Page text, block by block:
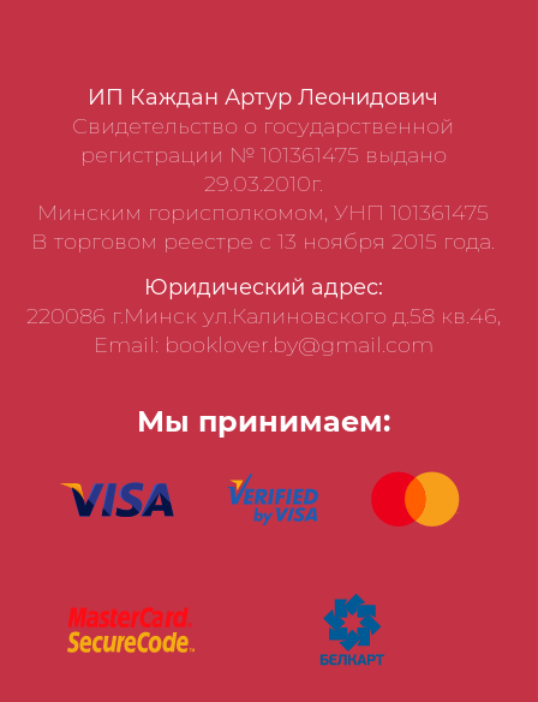
ИП Каждан Артур Леонидович
Свидетельство о государственной
регистрации № 101361475 выдано
29.03.2010г.
Минским горисполкомом, УНП 101361475
В торговом реестре с 13 ноября 2015 года.
Юридический адрес:
220086 г.Минск ул.Калиновского д.58 кв.46,
Email: booklover.by@gmail.com
Мы принимаем: